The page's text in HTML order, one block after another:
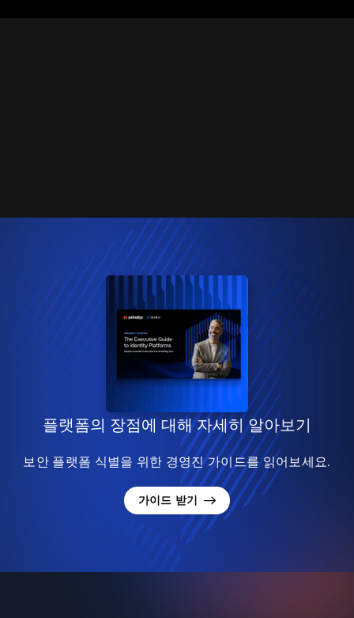
플랫폼의 장점에 대해 자세히 알아보기
보안 플랫폼 식별을 위한 경영진 가이드를 읽어보세요.
가이드 받기